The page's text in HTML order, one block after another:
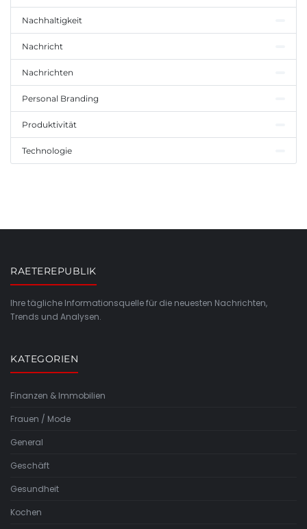
Nachhaltigkeit
Nachricht
Nachrichten
Personal Branding
Produktivität
Technologie
RAETEREPUBLIK
Ihre tägliche Informationsquelle für die neuesten Nachrichten,
Trends und Analysen.
KATEGORIEN
Finanzen & Immobilien
Frauen / Mode
General
Geschäft
Gesundheit
Kochen